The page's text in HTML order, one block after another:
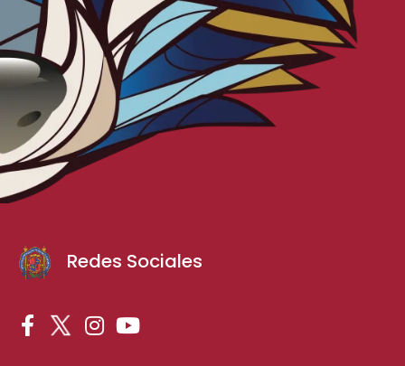
Redes Sociales